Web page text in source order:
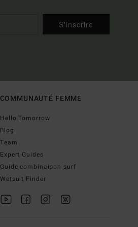
S'inscrire
COMMUNAUTÉ FEMME
Hello Tomorrow
Blog
Team
Expert Guides
Guide combinaison surf
Wetsuit Finder